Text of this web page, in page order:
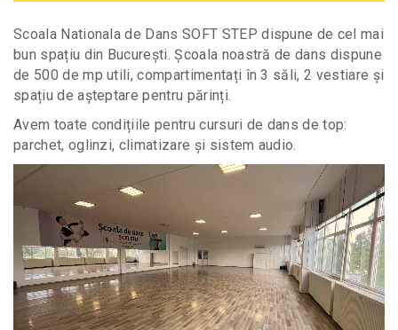
Scoala Nationala de Dans SOFT STEP dispune de cel mai
bun spațiu din București. Școala noastră de dans dispune
de 500 de mp utili, compartimentați în 3 săli, 2 vestiare și
spațiu de așteptare pentru părinți.
Avem toate condițiile pentru cursuri de dans de top:
parchet, oglinzi, climatizare și sistem audio.